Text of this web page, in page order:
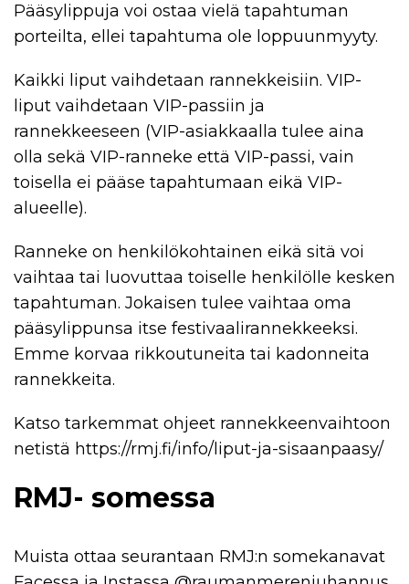
Pääsylippuja voi ostaa vielä tapahtuman
porteilta, ellei tapahtuma ole loppuunmyyty.
Kaikki liput vaihdetaan rannekkeisiin. VIP-
liput vaihdetaan VIP-passiin ja
rannekkeeseen (VIP-asiakkaalla tulee aina
olla sekä VIP-ranneke että VIP-passi, vain
toisella ei pääse tapahtumaan eikä VIP-
alueelle).
Ranneke on henkilökohtainen eikä sitä voi
vaihtaa tai luovuttaa toiselle henkilölle kesken
tapahtuman. Jokaisen tulee vaihtaa oma
pääsylippunsa itse festivaalirannekkeeksi.
Emme korvaa rikkoutuneita tai kadonneita
rannekkeita.
Katso tarkemmat ohjeet rannekkeenvaihtoon
netistä https://rmj.fi/info/liput-ja-sisaanpaasy/
RMJ- somessa
Muista ottaa seurantaan RMJ:n somekanavat